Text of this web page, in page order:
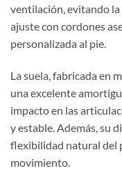
ventilación, evitando la
ajuste con cordones
personalizada al pie.
La suela, fabricada en
una excelente
impacto en las
y estable. Además, su
flexibilidad natural del
movimiento.